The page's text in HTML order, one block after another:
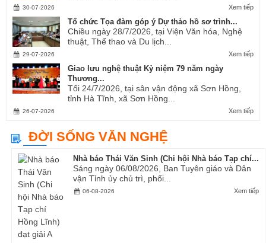
Xem tiếp
30-07-2026
Tổ chức Tọa đàm góp ý Dự thảo hồ sơ trình...
Chiều ngày 28/7/2026, tại Viện Văn hóa, Nghệ
thuật, Thể thao và Du lịch...
Xem tiếp
29-07-2026
Giao lưu nghệ thuật Kỷ niệm 79 năm ngày
Thương...
Tối 24/7/2026, tại sân vận động xã Sơn Hồng,
tỉnh Hà Tĩnh, xã Sơn Hồng...
Xem tiếp
26-07-2026
ĐỜI SỐNG VĂN NGHỆ
Nhà báo Thái Văn Sinh (Chi hội Nhà báo Tạp chí...
Sáng ngày 06/08/2026, Ban Tuyên giáo và Dân
vận Tỉnh ủy chủ trì, phối...
Xem tiếp
06-08-2026